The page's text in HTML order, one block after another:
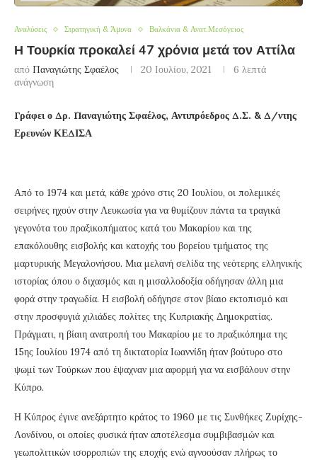
Αναλύσεις Στρατηγική & Άμυνα Βαλκάνια & Ανατ.Μεσόγειος
Η Τουρκία προκαλεί 47 χρόνια μετά τον Αττίλα
από Παναγιώτης Σφαέλος 20 Ιουλίου, 2021
6 λεπτά
ανάγνωση
Γράφει ο Δρ. Παναγιώτης Σφαέλος, Αντιπρόεδρος Δ.Σ. & Δ/ντης
Ερευνών ΚΕΔΙΣΑ
Από το 1974 και μετά, κάθε χρόνο στις 20 Ιουλίου, οι πολεμικές
σειρήνες ηχούν στην Λευκωσία για να θυμίζουν πάντα τα τραγικά
γεγονότα του πραξικοπήματος κατά του Μακαρίου και της
επακόλουθης εισβολής και κατοχής του βορείου τμήματος της
μαρτυρικής Μεγαλονήσου. Μια μελανή σελίδα της νεότερης ελληνικής
ιστορίας όπου ο διχασμός και η μισαλλοδοξία οδήγησαν άλλη μια
φορά στην τραγωδία. Η εισβολή οδήγησε στον βίαιο εκτοπισμό και
στην προσφυγιά χιλιάδες πολίτες της Κυπριακής Δημοκρατίας.
Πράγματι, η βίαιη ανατροπή του Μακαρίου με το πραξικόπημα της
15ης Ιουλίου 1974 από τη δικτατορία Ιωαννίδη ήταν βούτυρο στο
ψωμί των Τούρκων που έψαχναν μια αφορμή για να εισβάλουν στην
Κύπρο.
Η Κύπρος έγινε ανεξάρτητο κράτος το 1960 με τις Συνθήκες Ζυρίχης-
Λονδίνου, οι οποίες φυσικά ήταν αποτέλεσμα συμβιβασμών και
γεωπολιτικών ισορροπιών της εποχής ενώ αγνοούσαν πλήρως το